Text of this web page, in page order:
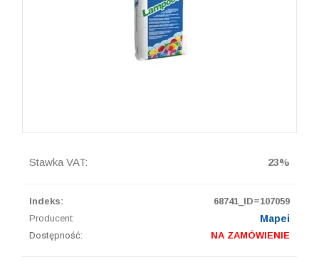
Stawka VAT: 23%
Indeks:
68741_ID=107059
Producent:
Mapei
Dostępność: NA ZAMÓWIENIE